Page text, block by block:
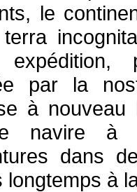
le
expédition,
par la
à nouveau
navire à
dans
longtemps à